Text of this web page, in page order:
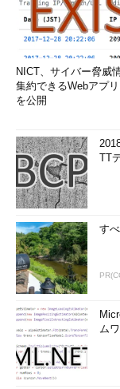
［Ctrl］＋［Alt］＋［
［Ctrl］＋［Alt］＋［
［タスクマネージャー
も、［Ctrl］＋［Alt］＋
なので、覚えておくとよ
タスクバーの検索
タスクバーの検索
眼鏡アイコンをクリ
て、検索結果から「
も起動できる（タス
になっている場合は
ク」と入力した場合
る検索結果」になる
NICT、サイバー脅威
集約できるWebアプリ
を公開
TT
す
ム